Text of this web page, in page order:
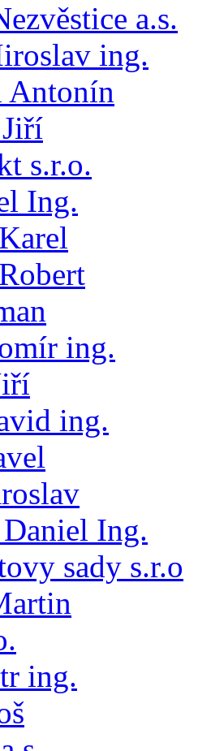
a.s.
ing.
Antonín
s.r.o.
Ing.
ing.
ing.
Ing.
sady s.r.o
ing.